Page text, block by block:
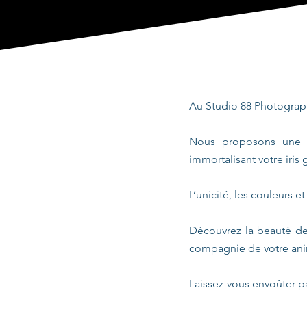
Au Studio 88
Nous proposons
immortalisant votre iris
L’unicité, les couleurs
Découvrez la beauté
compagnie de votre
Laissez-vous envoûter